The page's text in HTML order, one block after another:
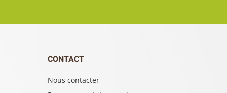
CONTACT
Nous contacter